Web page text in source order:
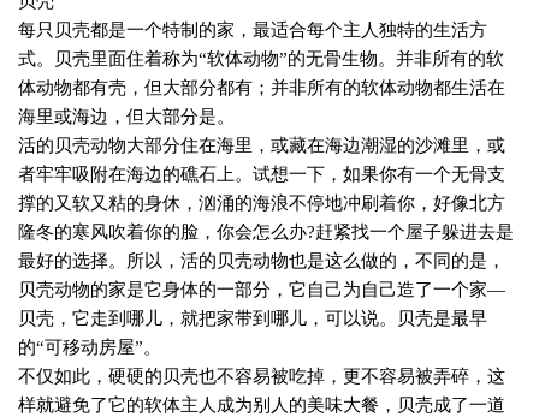
每只贝壳都是一个特制的家，最适合每个主人独特的生活方
式。贝壳里面住着称为“软体动物”的无骨生物。并非所有的软
体动物都有壳，但大部分都有；并非所有的软体动物都生活在
海里或海边，但大部分是。
活的贝壳动物大部分住在海里，或藏在海边潮湿的沙滩里，或
者牢牢吸附在海边的礁石上。试想一下，如果你有一个无骨支
撑的又软又粘的身休，汹涌的海浪不停地冲刷着你，好像北方
隆冬的寒风吹着你的脸，你会怎么办?赶紧找一个屋子躲进去是
最好的选择。所以，活的贝壳动物也是这么做的，不同的是，
贝壳动物的家是它身体的一部分，它自己为自己造了一个家—
贝壳，它走到哪儿，就把家带到哪儿，可以说。贝壳是最早
的“可移动房屋”。
不仅如此，硬硬的贝壳也不容易被吃掉，更不容易被弄碎，这
样就避免了它的软体主人成为别人的美味大餐，贝壳成了一道